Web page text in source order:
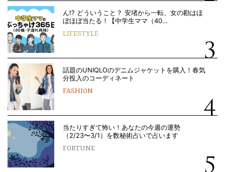
ん!? どういうこと？ 安堵から一転、女の勘はほ
ぼほぼ当たる！【中学生ママ（40…
LIFESTYLE
話題のUNIQLOのデニムジャケットを購入！春気
分投入のコーディネート
FASHION
当たりすぎて怖い！あなたの今週の運勢
（2/23〜3/1）を数秘術占いで占います
FORTUNE